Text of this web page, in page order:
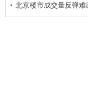
北京楼市成交量反弹